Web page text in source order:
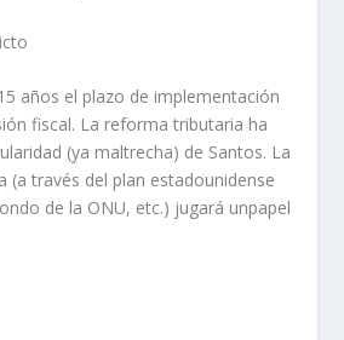
años el plazo de implementación
fiscal. La reforma tributaria ha
(ya maltrecha) de Santos. La
(a través del plan estadounidense
de la ONU, etc.) jugará unpapel